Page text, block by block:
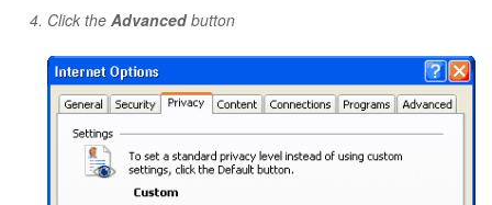
Click the Advanced button